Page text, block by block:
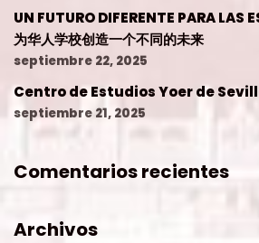
UN FUTURO DIFERENTE PARA LAS
为华人学校创造一个不同的未来
septiembre 22, 2025
Centro de Estudios Yoer de
septiembre 21, 2025
Comentarios recientes
Archivos